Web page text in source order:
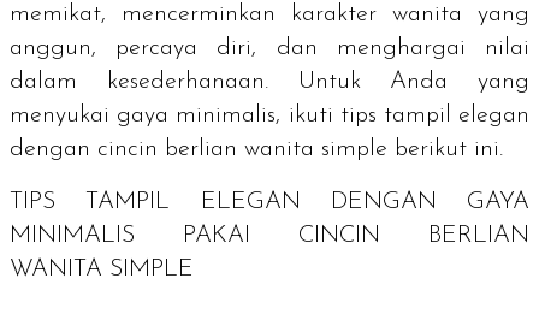
memikat, mencerminkan karakter wanita yang
anggun, percaya diri, dan menghargai nilai
dalam kesederhanaan. Untuk Anda yang
menyukai gaya minimalis, ikuti tips tampil elegan
dengan cincin berlian wanita simple berikut ini.
TIPS TAMPIL ELEGAN DENGAN GAYA
MINIMALIS PAKAI CINCIN BERLIAN
WANITA SIMPLE